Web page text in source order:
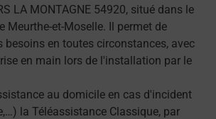
LA MONTAGNE 54920, situé dans le
Meurthe-et-Moselle. Il permet de
besoins en toutes circonstances, avec
en main lors de l'installation par le
au domicile en cas d'incident
la Téléassistance Classique, par